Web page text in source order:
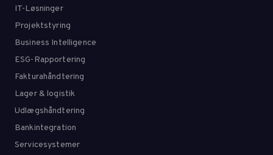
IT-Løsninger
Projektstyring
Business Intelligence
ESG-Rapportering
Fakturahåndtering
Lager & logistik
Udlægshåndtering
Bankintegration
Servicesystemer